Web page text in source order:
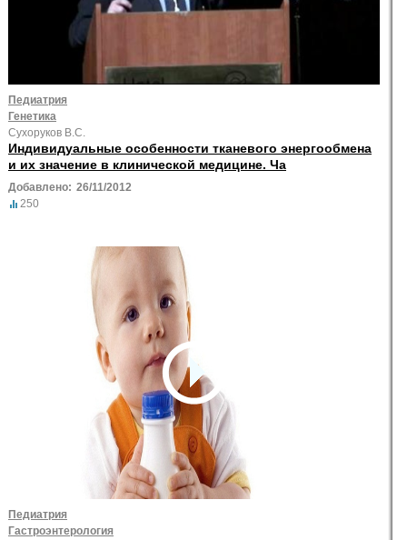
Педиатрия
Генетика
Сухоруков В.С.
Индивидуальные особенности тканевого энергообмена
и их значение в клинической медицине. Ча
Добавлено: 26/11/2012
250
Педиатрия
Гастроэнтерология